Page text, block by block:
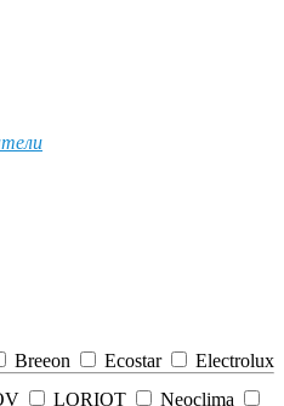
Breeon Ecostar
Electrolux
LORIOT
Neoclima